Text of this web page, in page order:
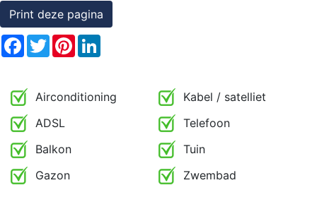
Print deze pagina
Facebook
TwitterPinterest
Airconditioning
Kabel / satelliet
ADSL
Telefoon
Balkon
Tuin
Gazon
Zwembad